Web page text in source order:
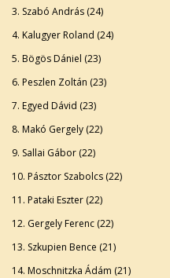
3. Szabó András (24)
4. Kalugyer Roland (24)
5. Bögös Dániel (23)
6. Peszlen Zoltán (23)
7. Egyed Dávid (23)
8. Makó Gergely (22)
9. Sallai Gábor (22)
10. Pásztor Szabolcs (22)
11. Pataki Eszter (22)
12. Gergely Ferenc (22)
13. Szkupien Bence (21)
14. Moschnitzka Ádám (21)